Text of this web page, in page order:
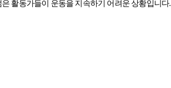
활동가들이 운동을 지속하기 어려운 상황입니다.